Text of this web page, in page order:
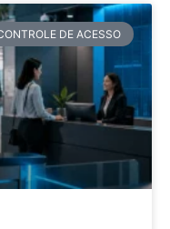
DE ACESSO